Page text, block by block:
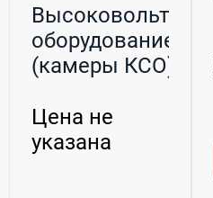
Высоковольтное
оборудование
(камеры КСО)
Цена не
указана